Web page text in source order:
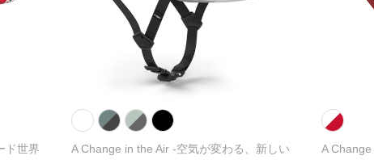
ド世界
A Change in the Air -空気が変わる、新しい
A